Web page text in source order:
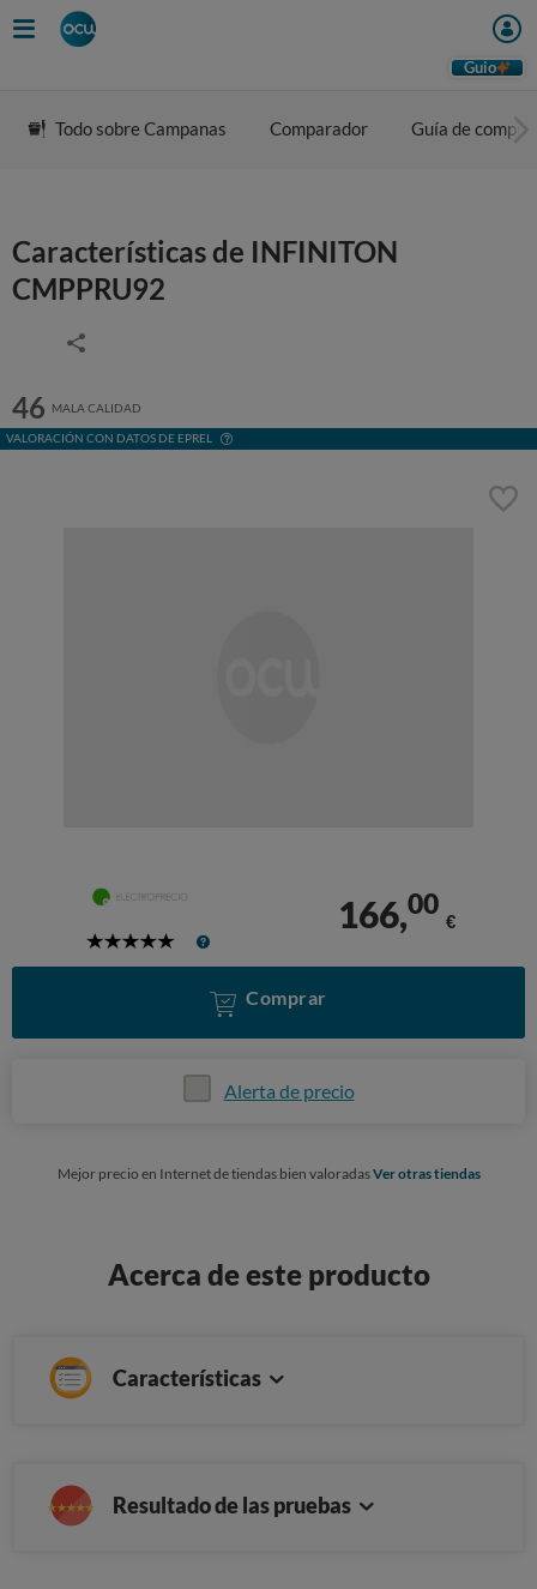
Guio
Todo sobre Campanas Comparador Guía de compra
Características de INFINITON
CMPPRU92
46 MALA CALIDAD
VALORACIÓN CON DATOS DE EPREL
5
166,00
€
Comprar
Alerta de precio
Mejor precio en Internet de tiendas bien valoradasVer otras tiendas
Acerca de este producto
Características
Resultado de las pruebas